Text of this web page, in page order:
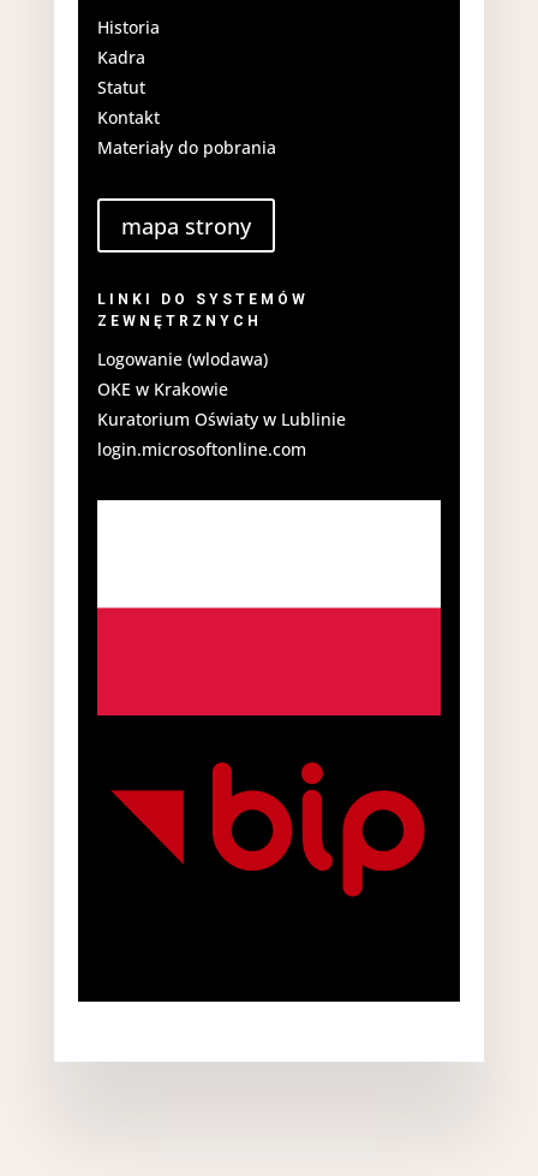
Historia
Kadra
Statut
Kontakt
Materiały do pobrania
mapa strony
LINKI DO SYSTEMÓW
ZEWNĘTRZNYCH
Logowanie (wlodawa)
OKE w Krakowie
Kuratorium Oświaty w Lublinie
login.microsoftonline.com